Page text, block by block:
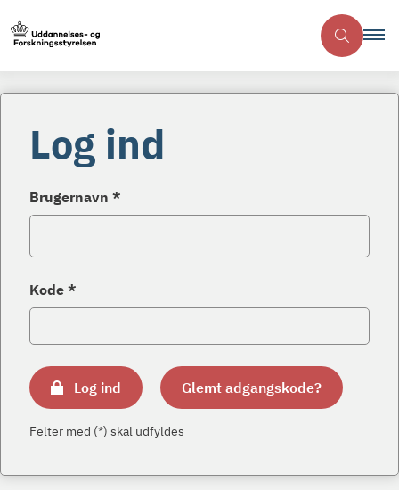
Log ind
Brugernavn *
Kode *
Log ind Glemt adgangskode?
Felter med (*) skal udfyldes